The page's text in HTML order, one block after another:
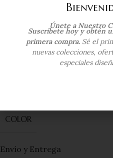
COLOR DEL ORO
COLOR
Envío y Entrega
Únete a Nuestro
Suscríbete hoy y obtén
primera compra. Sé el
nuevas colecciones,
especiales